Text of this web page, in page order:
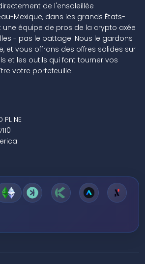
de l'ensoleillée
Mexique, dans les grands États-
une équipe de pros de la crypto axée
- pas le battage. Nous le gardons
et vous offrons des offres solides sur
et les outils qui font tourner vos
votre portefeuille.
PL NE